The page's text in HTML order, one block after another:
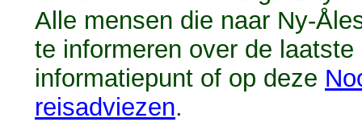
Alle mensen die naar Ny-
te informeren over de
informatiepunt of op deze
reisadviezen.